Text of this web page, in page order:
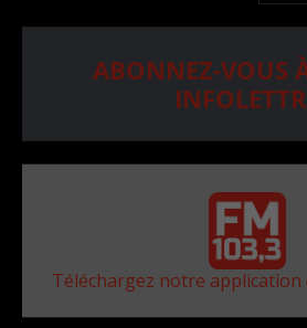
ABONNEZ-VOUS
Téléchargez notre application